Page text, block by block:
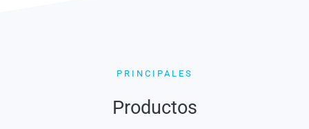
PRINCIPALES
Productos